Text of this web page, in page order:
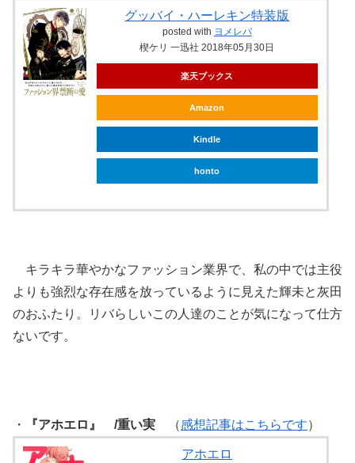
グッバイ・ハーレキン特装版
posted with ヨメレバ
楔ケリ 一迅社 2018年05月30日
楽天ブックス
Amazon
Kindle
honto
キラキラ華やかなファッション業界で、私の中では主役
よりも強烈な存在感を放っているように見えた輝未と灰田
のおふたり。リバらしいこの人達のことが気になって仕方
ないです。
・ 『アホエロ』 /重い実 （感想記事はこちらです）
アホエロ